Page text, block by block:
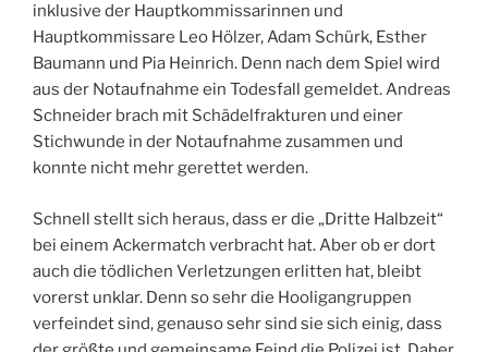
inklusive der Hauptkommissarinnen und
Hauptkommissare Leo Hölzer, Adam Schürk, Esther
Baumann und Pia Heinrich. Denn nach dem Spiel wird
aus der Notaufnahme ein Todesfall gemeldet. Andreas
Schneider brach mit Schädelfrakturen und einer
Stichwunde in der Notaufnahme zusammen und
konnte nicht mehr gerettet werden.
Schnell stellt sich heraus, dass er die „Dritte Halbzeit“
bei einem Ackermatch verbracht hat. Aber ob er dort
auch die tödlichen Verletzungen erlitten hat, bleibt
vorerst unklar. Denn so sehr die Hooligangruppen
verfeindet sind, genauso sehr sind sie sich einig, dass